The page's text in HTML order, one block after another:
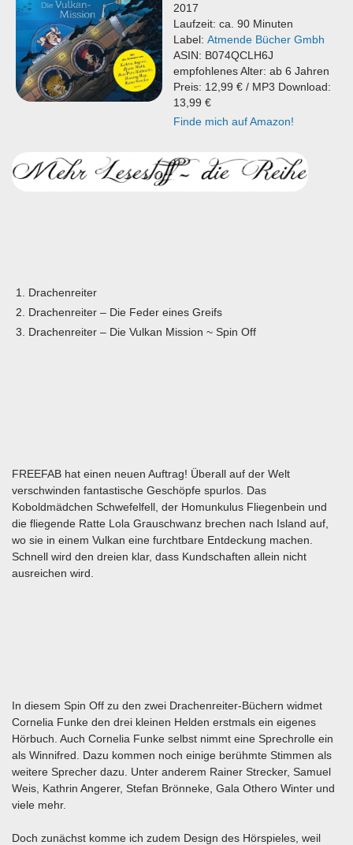
2017
Laufzeit: ca. 90 Minuten
Label: Atmende Bücher Gmbh
ASIN: B074QCLH6J
empfohlenes Alter: ab 6 Jahren
Preis: 12,99 € / MP3 Download:
13,99 €
Finde mich auf Amazon!
Drachenreiter
Drachenreiter – Die Feder eines Greifs
Drachenreiter – Die Vulkan Mission ~ Spin Off
FREEFAB hat einen neuen Auftrag! Überall auf der Welt
verschwinden fantastische Geschöpfe spurlos. Das
Koboldmädchen Schwefelfell, der Homunkulus Fliegenbein und
die fliegende Ratte Lola Grauschwanz brechen nach Island auf,
wo sie in einem Vulkan eine furchtbare Entdeckung machen.
Schnell wird den dreien klar, dass Kundschaften allein nicht
ausreichen wird.
In diesem Spin Off zu den zwei Drachenreiter-Büchern widmet
Cornelia Funke den drei kleinen Helden erstmals ein eigenes
Hörbuch. Auch Cornelia Funke selbst nimmt eine Sprechrolle ein
als Winnifred. Dazu kommen noch einige berühmte Stimmen als
weitere Sprecher dazu. Unter anderem Rainer Strecker, Samuel
Weis, Kathrin Angerer, Stefan Brönneke, Gala Othero Winter und
viele mehr.
Doch zunächst komme ich zudem Design des Hörspieles, weil